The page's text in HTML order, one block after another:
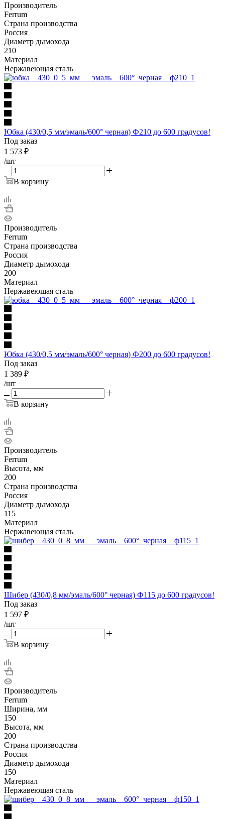
Производитель
Ferrum
Страна производства
Россия
Диаметр дымохода
210
Материал
Нержавеющая сталь
Юбка (430/0,5 мм/эмаль/600° черная) Ф210 до 600 градусов!
Под заказ
1 573 ₽
/шт
В корзину
Производитель
Ferrum
Страна производства
Россия
Диаметр дымохода
200
Материал
Нержавеющая сталь
Юбка (430/0,5 мм/эмаль/600° черная) Ф200 до 600 градусов!
Под заказ
1 389 ₽
/шт
В корзину
Производитель
Ferrum
Высота, мм
200
Страна производства
Россия
Диаметр дымохода
115
Материал
Нержавеющая сталь
Шибер (430/0,8 мм/эмаль/600° черная) Ф115 до 600 градусов!
Под заказ
1 597 ₽
/шт
В корзину
Производитель
Ferrum
Ширина, мм
150
Высота, мм
200
Страна производства
Россия
Диаметр дымохода
150
Материал
Нержавеющая сталь